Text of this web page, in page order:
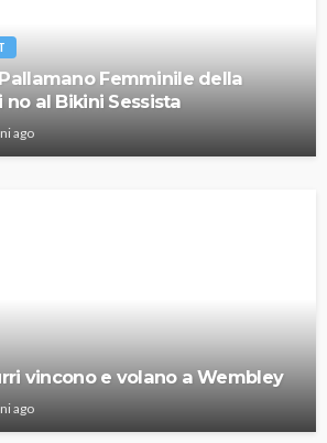
Femminile della
al Bikini Sessista
ago
vincono e volano a Wembley
ago